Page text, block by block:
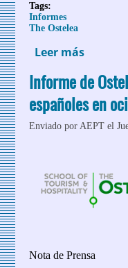
Tags:
Informes
The Ostelea
Leer más sobre
17%
Informe de
españoles en
Enviado porAEPT el
Nota de Prensa